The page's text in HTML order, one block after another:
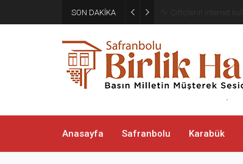
SON DAKİKA
Anasayfa Safranbolu Karabük